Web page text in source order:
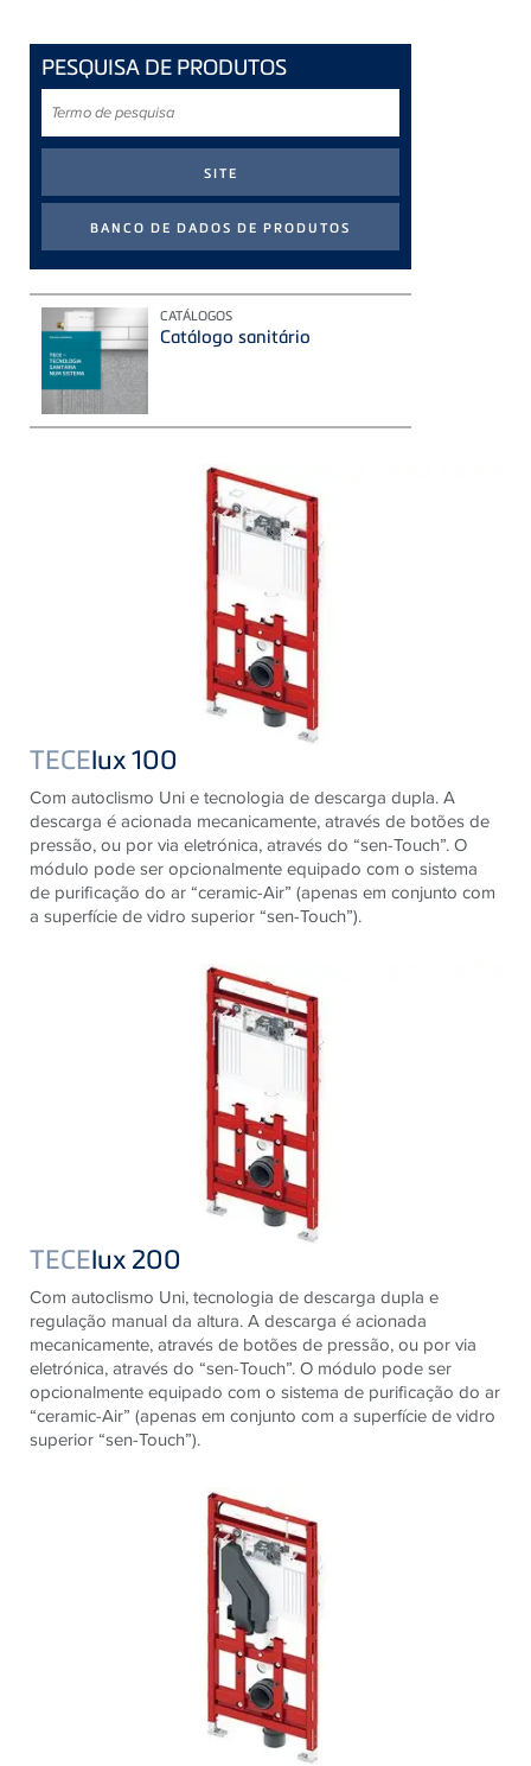
PESQUISA DE PRODUTOS
de
pesquisa
CATÁLOGOS
Catálogo sanitário
TECElux 100
Com autoclismo Uni e tecnologia de descarga dupla. A
descarga é acionada mecanicamente, através de botões de
pressão, ou por via eletrónica, através do “sen-Touch”. O
módulo pode ser opcionalmente equipado com o sistema
de purificação do ar “ceramic-Air” (apenas em conjunto com
a superfície de vidro superior “sen-Touch”).
TECElux 200
Com autoclismo Uni, tecnologia de descarga dupla e
regulação manual da altura. A descarga é acionada
mecanicamente, através de botões de pressão, ou por via
eletrónica, através do “sen-Touch”. O módulo pode ser
opcionalmente equipado com o sistema de purificação do ar
“ceramic-Air” (apenas em conjunto com a superfície de vidro
superior “sen-Touch”).